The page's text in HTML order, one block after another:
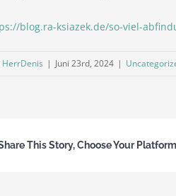
blog.ra-ksiazek.de/so-viel-
HerrDenis | Juni 23rd, 2024 |
This Story, Choose Your